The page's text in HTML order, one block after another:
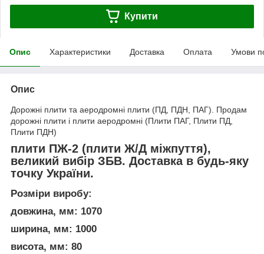
Купити
Опис Характеристики Доставка Оплата Умови
Опис
Дорожні плити та аеродромні плити (ПД, ПДН, ПАГ). Продам
дорожні плити і плити аеродромні (Плити ПАГ, Плити ПД,
Плити ПДН)
плити ПЖ-2 (плити Ж/Д міжпуття),
великий вибір ЗБВ. Доставка в будь-яку
точку України.
Розміри виробу:
довжина, мм: 1070
ширина, мм: 1000
висота, мм: 80